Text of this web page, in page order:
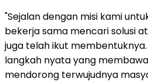
"Sejalan dengan misi kami
bekerja sama mencari solusi
juga telah ikut
langkah nyata yang
mendorong terwujudnya